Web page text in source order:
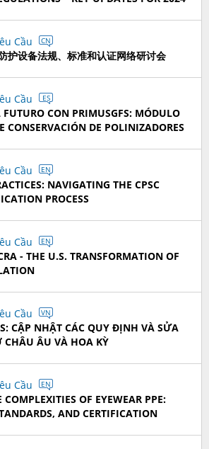
Cầu CN
护设备法规、标准和认证网络研讨会
Cầu ES
FUTURO CON PRIMUSGFS: MÓDULO
CONSERVACIÓN DE POLINIZADORES
Cầu EN
NAVIGATING THE CPSC
PROCESS
Cầu EN
- THE U.S. TRANSFORMATION OF
Cầu VN
CẬP NHẬT CÁC QUY ĐỊNH VÀ SỬA
ÂU VÀ HOA KỲ
Cầu EN
OF EYEWEAR PPE:
AND CERTIFICATION